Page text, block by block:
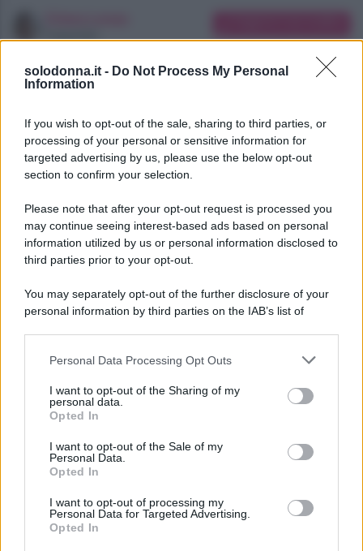
solodonna.it - Do Not Process My Personal
Information
If you wish to opt-out of the sale, sharing to third parties, or
processing of your personal or sensitive information for
targeted advertising by us, please use the below opt-out
section to confirm your selection.
Please note that after your opt-out request is processed you
may continue seeing interest-based ads based on personal
information utilized by us or personal information disclosed to
third parties prior to your opt-out.
You may separately opt-out of the further disclosure of your
personal information by third parties on the IAB’s list of
This information may also be disclosed by us to third parties
disclose it to other third parties.
Please note that this website/app uses one or more Google
services and may gather and store information including but
not limited to your visit or usage behaviour. You may click to
grant or deny consent to Google and its third-party tags to
consent section.
Personal Data Processing Opt Outs
I want to opt-out of the Sharing of my
personal data.
Opted In
I want to opt-out of the Sale of my
Personal Data.
Opted In
I want to opt-out of processing my
Personal Data for Targeted Advertising.
Opted In
Il venerdì pomeriggio Beautiful fa il suo ritorno su
pubblico italiano dal 1990. Alle 14:00, gli spettatori
riabbracceranno i personaggi della serie ambientata
nella splendida Los Angeles.